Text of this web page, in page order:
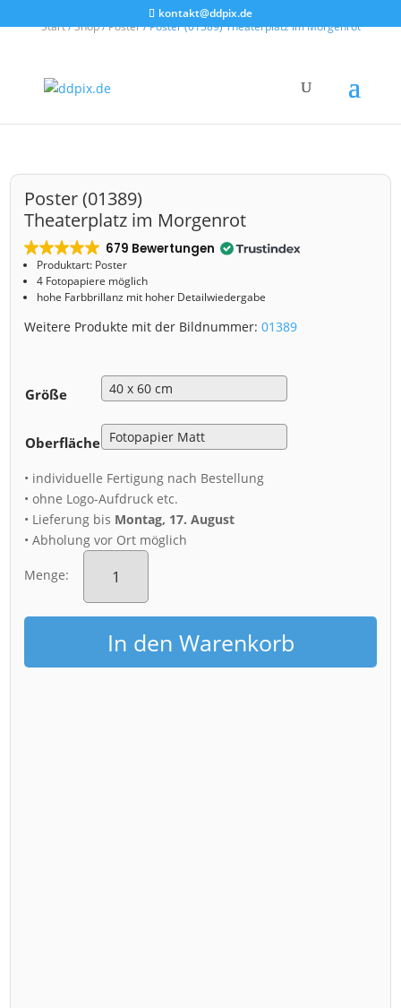
kontakt@ddpix.de
Start/Shop/Poster/ Poster (01389) Theaterplatz im Morgenrot
Poster (01389)
Theaterplatz im Morgenrot
679 Bewertungen
Produktart: Poster
4 Fotopapiere möglich
hohe Farbbrillanz mit hoher Detailwiedergabe
Weitere Produkte mit der Bildnummer:01389
Größe
Oberfläche
• individuelle Fertigung nach Bestellung
• ohne Logo-Aufdruck etc.
• Lieferung bis Montag, 17. August
• Abholung vor Ort möglich
Menge:
Poster
(01389)
im
Morgenrot
MengeIn den Warenkorb